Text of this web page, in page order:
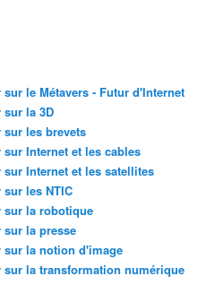
sur le Métavers - Futur d'Internet
sur la 3D
sur les brevets
sur Internet et les cables
sur Internet et les satellites
les NTIC
sur la robotique
sur la presse
sur la notion d'image
sur la transformation numérique